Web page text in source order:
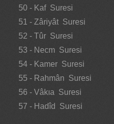
50 - Kaf Suresi
51 - Zâriyât Suresi
52 - Tûr Suresi
53 - Necm Suresi
54 - Kamer Suresi
55 - Rahmân Suresi
56 - Vâkıa Suresi
57 - Hadîd Suresi